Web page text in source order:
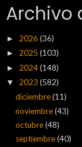
Archivo
► 2026 (36)
► 2025 (103)
► 2024(148)
▼ 2023 (582)
diciembre(11)
noviembre(43)
octubre(48)
septiembre(40)